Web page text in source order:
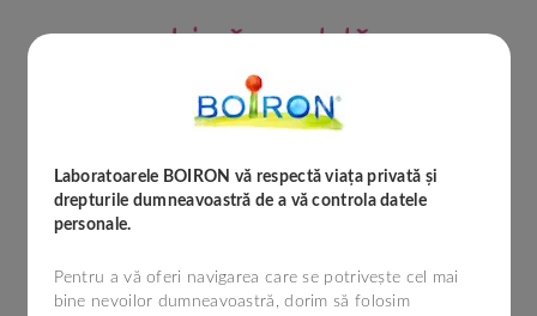
Igienă garantată
Unidoza este de unică folosință și garantează un
produs steril la deschidere.
Laboratoarele BOIRON vă respectă viața privată și
drepturile dumneavoastră de a vă controla datele
personale.
Pentru a vă oferi navigarea care se potrivește cel mai
bine nevoilor dumneavoastră, dorim să folosim